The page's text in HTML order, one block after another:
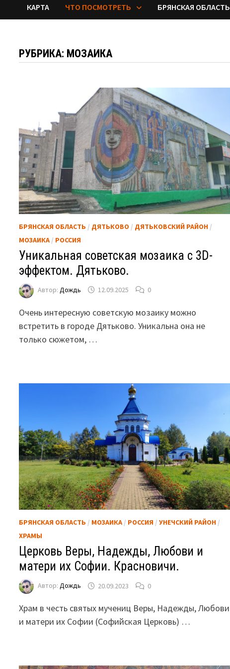
КАРТА ЧТО ПОСМОТРЕТЬ БРЯНСКАЯ ОБЛАСТЬ
РУБРИКА: МОЗАИКА
БРЯНСКАЯ ОБЛАСТЬ / ДЯТЬКОВО / ДЯТЬКОВСКИЙ РАЙОН /
МОЗАИКА / РОССИЯ
Уникальная советская мозаика с 3D-
эффектом. Дятьково.
Автор:Дождь 12.09.2025 0
Очень интересную советскую мозаику можно
встретить в городе Дятьково. Уникальна она не
только сюжетом, …
БРЯНСКАЯ ОБЛАСТЬ / МОЗАИКА / РОССИЯ /УНЕЧСКИЙ РАЙОН /
ХРАМЫ
Церковь Веры, Надежды, Любови и
матери их Софии. Красновичи.
Автор:Дождь 20.09.2023 0
Храм в честь святых мучениц Веры, Надежды, Любови
и матери их Софии (Софийская Церковь) …